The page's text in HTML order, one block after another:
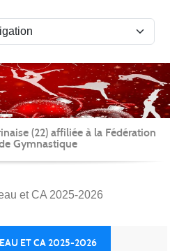
(22) affiliée à la Fédération
Gymnastique
et CA 2025-2026
ET CA 2025-2026